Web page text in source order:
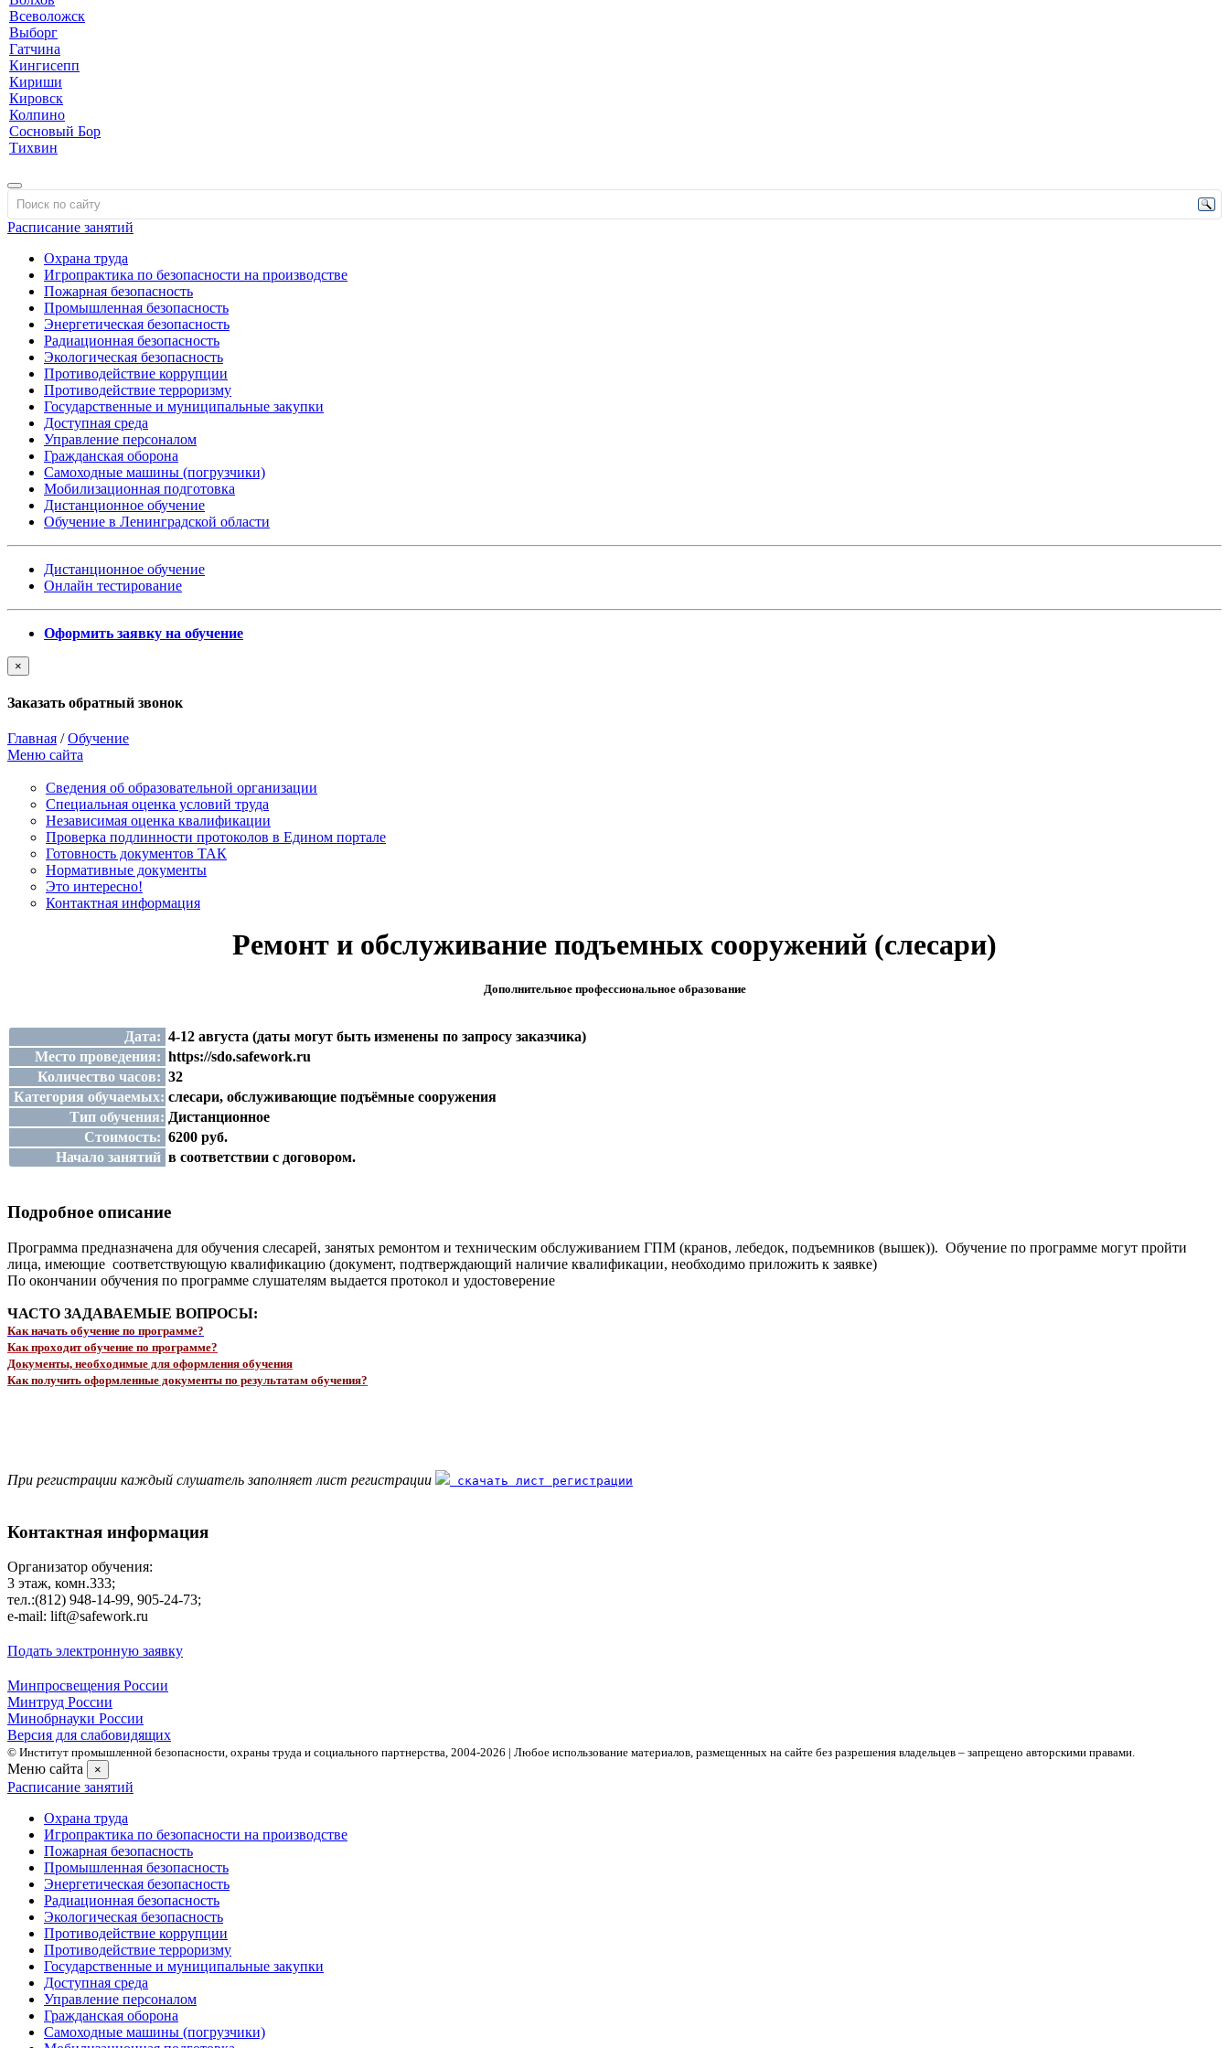
Всеволожск
Выборг
Гатчина
Кингисепп
Кириши
Кировск
Колпино
Сосновый Бор
Тихвин
Расписание занятий
Охрана труда
Игропрактика по безопасности на производстве
Пожарная безопасность
Промышленная безопасность
Энергетическая безопасность
Радиационная безопасность
Экологическая безопасность
Противодействие коррупции
Противодействие терроризму
Государственные и муниципальные закупки
Доступная среда
Управление персоналом
Гражданская оборона
Самоходные машины (погрузчики)
Мобилизационная подготовка
Дистанционное обучение
Обучение в Ленинградской области
Дистанционное обучение
Онлайн тестирование
Оформить заявку на обучение
×
Заказать обратный звонок
Главная /Обучение
Меню сайта
Сведения об образовательной организации
Cпециальная оценка условий труда
Независимая оценка квалификации
Проверка подлинности протоколов в Едином портале
Готовность документов ТАК
Нормативные документы
Это интересно!
Контактная информация
Ремонт и обслуживание подъемных сооружений (слесари)
Дополнительное профессиональное образование
Дата: 4-12 августа (даты могут быть изменены по запросу заказчика)
Место проведения: https://sdo.safework.ru
Количество часов: 32
Категория обучаемых: слесари, обслуживающие подъёмные сооружения
Тип обучения: Дистанционное
Стоимость: 6200 руб.
Начало занятий в соответствии с договором.
Подробное описание
Программа предназначена для обучения слесарей, занятых ремонтом и техническим обслуживанием ГПМ (кранов, лебедок, подъемников (вышек)). Обучение по программе могут пройти
лица, имеющие соответствующую квалификацию (документ, подтверждающий наличие квалификации, необходимо приложить к заявке)
По окончании обучения по программе слушателям выдается протокол и удостоверение
ЧАСТО ЗАДАВАЕМЫЕ ВОПРОСЫ:
Как начать обучение по программе?
Как проходит обучение по программе?
Документы, необходимые для оформления обучения
Как получить оформленные документы по результатам обучения?
При регистрации каждый слушатель заполняет лист регистрации скачать лист регистрации
Контактная информация
Организатор обучения:
3 этаж, комн.333;
тел.:(812) 948-14-99, 905-24-73;
e-mail: lift@safework.ru
Подать электронную заявку
Минпросвещения России
Минтруд России
Минобрнауки России
Версия для слабовидящих
© Институт промышленной безопасности, охраны труда и социального партнерства, 2004- 2026 | Любое использование материалов, размещенных на сайте без разрешения владельцев – запрещено авторскими правами.
Меню сайта ×
Расписание занятий
Охрана труда
Игропрактика по безопасности на производстве
Пожарная безопасность
Промышленная безопасность
Энергетическая безопасность
Радиационная безопасность
Экологическая безопасность
Противодействие коррупции
Противодействие терроризму
Государственные и муниципальные закупки
Доступная среда
Управление персоналом
Гражданская оборона
Самоходные машины (погрузчики)